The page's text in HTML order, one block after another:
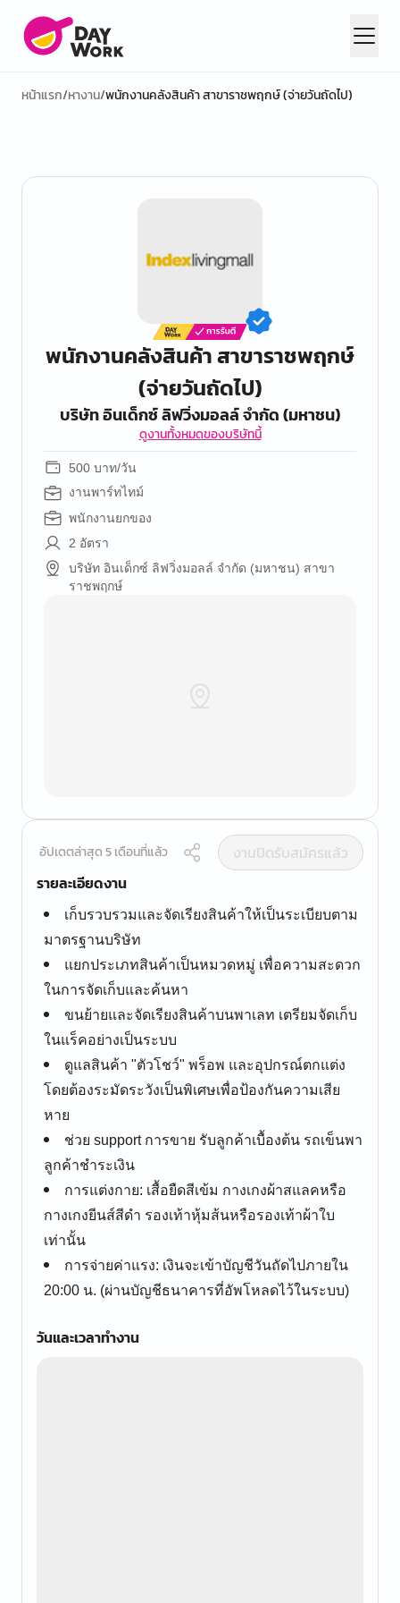
หน้าแรก/หางาน/พนักงานคลังสินค้า สาขาราชพฤกษ์ (จ่ายวันถัดไป)
พนักงานคลังสินค้า สาขาราชพฤกษ์
(จ่ายวันถัดไป)
บริษัท อินเด็กซ์ ลิฟวิ่งมอลล์ จำกัด (มหาชน)
ดูงานทั้งหมดของบริษัทนี้
500 บาท/วัน
งานพาร์ทไทม์
พนักงานยกของ
2 อัตรา
บริษัท อินเด็กซ์ ลิฟวิ่งมอลล์ จำกัด (มหาชน) สาขา
ราชพฤกษ์
อัปเดตล่าสุด 5 เดือนที่แล้ว
งานปิดรับสมัครแล้ว
รายละเอียดงาน
เก็บรวบรวมและจัดเรียงสินค้าให้เป็นระเบียบตาม
มาตรฐานบริษัท
แยกประเภทสินค้าเป็นหมวดหมู่ เพื่อความสะดวก
ในการจัดเก็บและค้นหา
ขนย้ายและจัดเรียงสินค้าบนพาเลท เตรียมจัดเก็บ
ในแร็คอย่างเป็นระบบ
ดูแลสินค้า "ตัวโชว์" พร็อพ และอุปกรณ์ตกแต่ง
โดยต้องระมัดระวังเป็นพิเศษเพื่อป้องกันความเสีย
หาย
ช่วย support การขาย รับลูกค้าเบื้องต้น รถเข็นพา
ลูกค้าชำระเงิน
การแต่งกาย: เสื้อยืดสีเข้ม กางเกงผ้าสแลคหรือ
กางเกงยีนส์สีดำ รองเท้าหุ้มส้นหรือรองเท้าผ้าใบ
เท่านั้น
การจ่ายค่าแรง: เงินจะเข้าบัญชีวันถัดไปภายใน
20:00 น. (ผ่านบัญชีธนาคารที่อัพโหลดไว้ในระบบ)
วันและเวลาทำงาน